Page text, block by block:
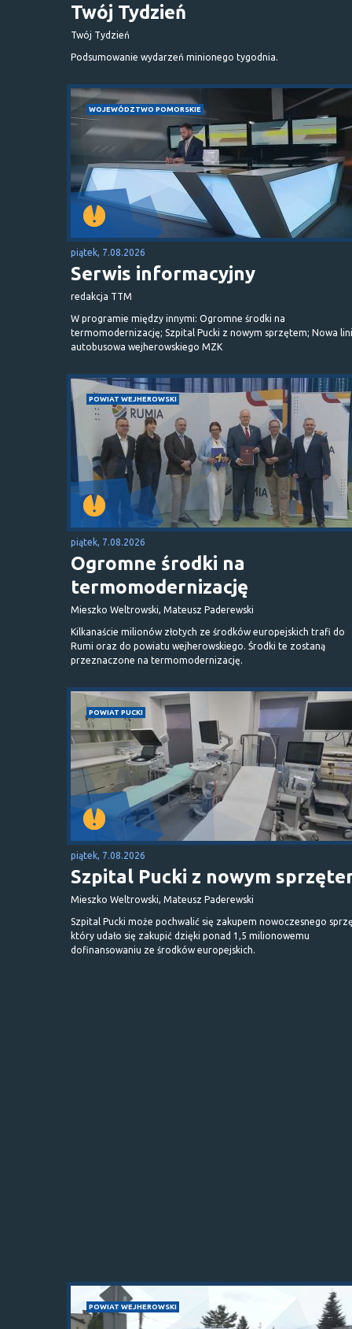
Twój Tydzień
Twój Tydzień
Podsumowanie wydarzeń minionego tygodnia.
WOJEWÓDZTWO POMORSKIE
piątek, 7.08.2026
Serwis informacyjny
redakcja TTM
W programie między innymi: Ogromne środki na
termomodernizację; Szpital Pucki z nowym sprzętem; Nowa
autobusowa wejherowskiego MZK
POWIAT WEJHEROWSKI
piątek, 7.08.2026
Ogromne środki na
termomodernizację
Mieszko Weltrowski, Mateusz Paderewski
Kilkanaście milionów złotych ze środków europejskich trafi do
Rumi oraz do powiatu wejherowskiego. Środki te zostaną
przeznaczone na termomodernizację.
POWIAT PUCKI
piątek, 7.08.2026
Szpital Pucki z nowym
Mieszko Weltrowski, Mateusz Paderewski
Szpital Pucki może pochwalić się zakupem nowoczesnego
który udało się zakupić dzięki ponad 1,5 milionowemu
dofinansowaniu ze środków europejskich.
POWIAT WEJHEROWSKI